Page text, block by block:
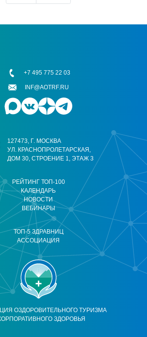
ОЗДОРОВИТЕЛЬНОГО ТУРИЗМА
ЗДОРОВЬЯ
РЕЙТИНГ ТОП-100
КАЛЕНДАРЬ
НОВОСТИ
ВЕБИНАРЫ
ТОП-5 ЗДРАВНИЦ
АССОЦИАЦИЯ
127473, Г. МОСКВА
УЛ. КРАСНОПРОЛЕТАРСКАЯ,
ДОМ 30, СТРОЕНИЕ 1, ЭТАЖ 3
+7 495 775 22 03
INF@AOTRF.RU